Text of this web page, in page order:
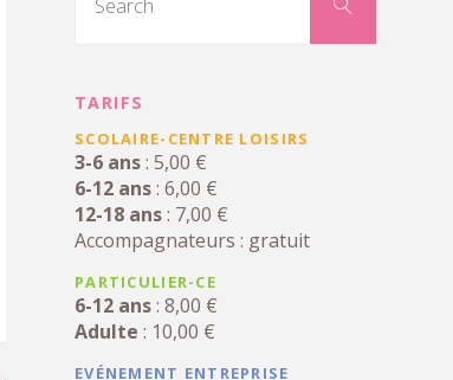
TARIFS
SCOLAIRE-CENTRE LOISIRS
3-6 ans: 5,00 €
6-12 ans: 6,00 €
12-18 ans: 7,00 €
Accompagnateurs : gratuit
PARTICULIER-CE
6-12 ans: 8,00 €
Adulte : 10,00 €
EVÉNEMENT ENTREPRISE